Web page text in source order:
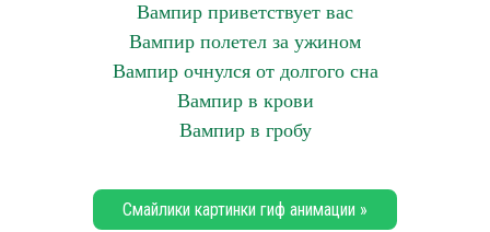
Вампир приветствует вас
Вампир полетел за ужином
Вампир очнулся от долгого сна
Вампир в крови
Вампир в гробу
Смайлики картинки гиф анимации »